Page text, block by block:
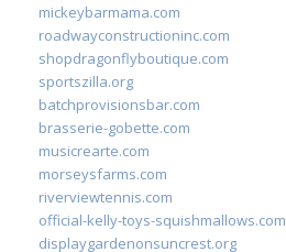
mickeybarmama.com
roadwayconstructioninc.com
shopdragonflyboutique.com
sportszilla.org
batchprovisionsbar.com
brasserie-gobette.com
musicrearte.com
morseysfarms.com
riverviewtennis.com
official-kelly-toys-squishmallows.com
displaygardenonsuncrest.org